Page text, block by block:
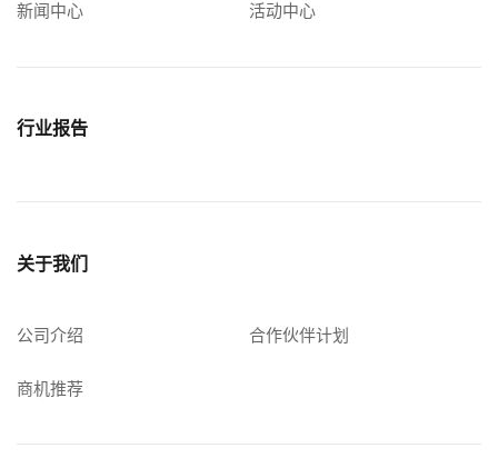
新闻中心 活动中心
行业报告
关于我们
公司介绍 合作伙伴计划
商机推荐